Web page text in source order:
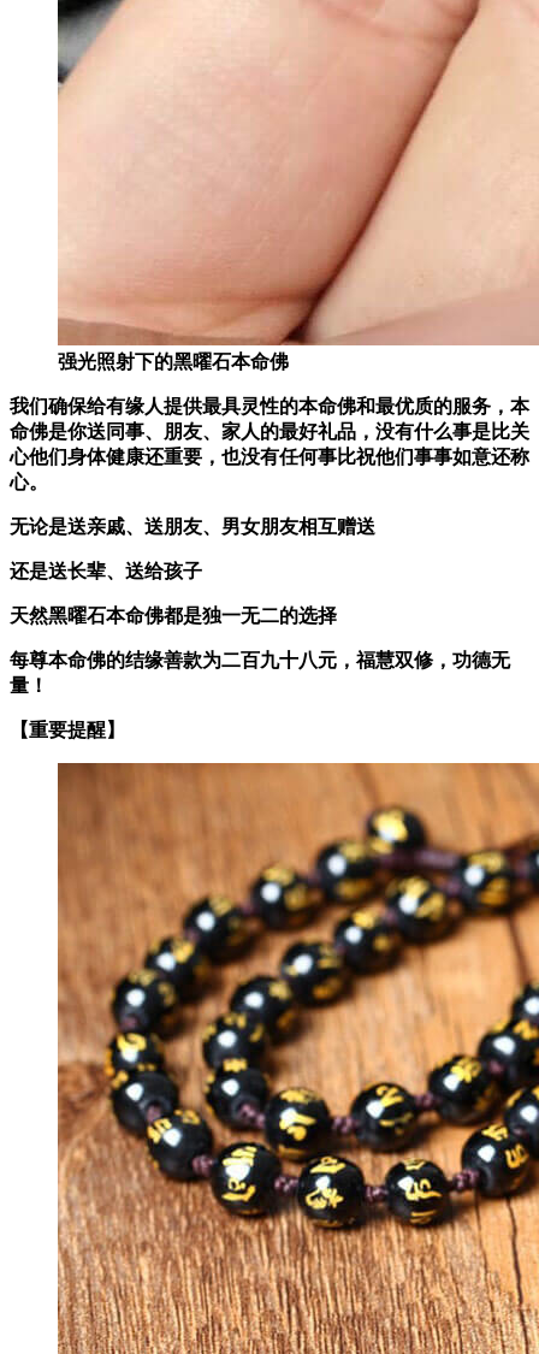
强光照射下的黑曜石本命佛
我们确保给有缘人提供最具灵性的本命佛和最优质的服务，本
命佛是你送同事、朋友、家人的最好礼品， 没有什么事是比关
心他们身体健康还重要，也没有任何事比祝他们事事如意还称
心。
无论是送亲戚、送朋友、男女朋友相互赠送
还是送长辈、送给孩子
天然黑曜石本命佛都是独一无二的选择
每尊本命佛的结缘善款为二百九十八元，福慧双修，功德无
量！
【重要提醒】